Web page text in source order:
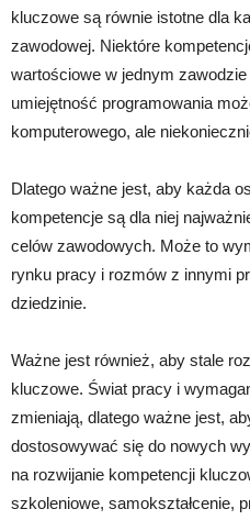
kluczowe są równie istotne dla
zawodowej. Niektóre
wartościowe w jednym
umiejętność programowania
komputerowego, ale
Dlatego ważne jest, aby każda
kompetencje są dla niej
celów zawodowych. Może to
rynku pracy i rozmów z innymi
dziedzinie.
Ważne jest również, aby stale
kluczowe. Świat pracy i
zmieniają, dlatego ważne jest,
dostosowywać się do nowych
na rozwijanie kompetencji
szkoleniowe, samokształcenie,